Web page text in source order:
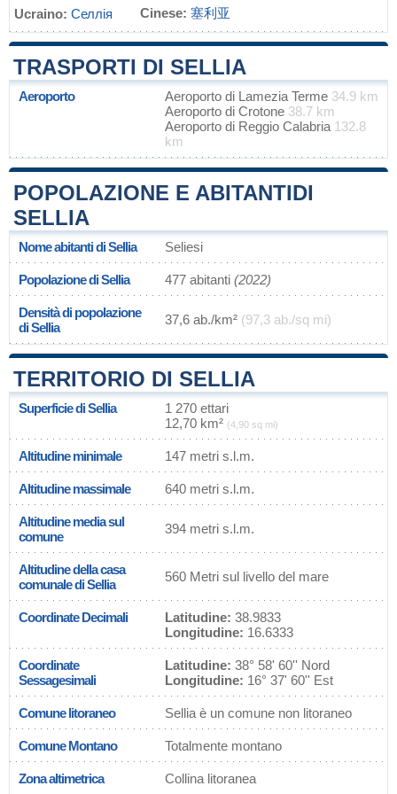
Ucraino: Селлія Cinese: 塞利亚
TRASPORTI DI SELLIA
Aeroporto Aeroporto di Lamezia Terme 34.9 km
Aeroporto di Crotone 38.7 km
Aeroporto di Reggio Calabria 132.8
km
POPOLAZIONE E ABITANTIDI
SELLIA
Nome abitanti di Sellia Seliesi
Popolazione di Sellia 477 abitanti (2022)
Densità di popolazione
di Sellia
37,6 ab./km² (97,3 ab./sq mi)
TERRITORIO DI SELLIA
Superficie di Sellia
1 270 ettari
12,70 km² (4,90 sq mi)
Altitudine minimale 147 metri s.l.m.
Altitudine massimale 640 metri s.l.m.
Altitudine media sul
comune
394 metri s.l.m.
Altitudine della casa
comunale di Sellia
560 Metri sul livello del mare
Coordinate Decimali Latitudine: 38.9833
Longitudine: 16.6333
Coordinate
Sessagesimali
Latitudine: 38° 58' 60'' Nord
Longitudine: 16° 37' 60'' Est
Comune litoraneo Sellia è un comune non litoraneo
Comune Montano Totalmente montano
Zona altimetrica Collina litoranea